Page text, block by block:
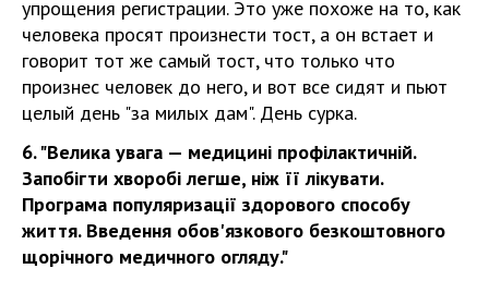
упрощения регистрации. Это уже похоже на то, как
человека просят произнести тост, а он встает и
говорит тот же самый тост, что только что
произнес человек до него, и вот все сидят и пьют
целый день "за милых дам". День сурка.
6. "Велика увага — медицині профілактичній.
Запобігти хворобі легше, ніж її лікувати.
Програма популяризації здорового способу
життя. Введення обов'язкового безкоштовного
щорічного медичного огляду."